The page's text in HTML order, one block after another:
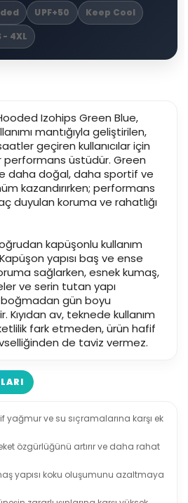
UPF+50
Keep Cool
- 4XL
Izohips Green Blue,
mantığıyla geliştirilen,
geçiren kullanıcılar için
performans üstüdür. Green
daha doğal, daha sportif ve
kazandırırken; performans
duyulan koruma ve rahatlığı
kapüşonlu kullanım
yapısı baş ve ense
sağlarken, esnek kumaş,
ve serin tutan yapı
boğmadan gün boyu
Kıyıdan av, teknede kullanım
fark etmeden, ürün hafif
de taviz vermez.
yağmur ve su sıçramalarına karşı ek
özgürlüğünü artırır ve daha rahat
yapısı koku oluşumunu azaltmaya